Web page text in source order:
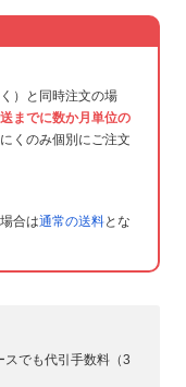
）と同時注文の場
までに数か月単位の
くのみ個別にご注文
合は通常の送料とな
スでも代引手数料（3